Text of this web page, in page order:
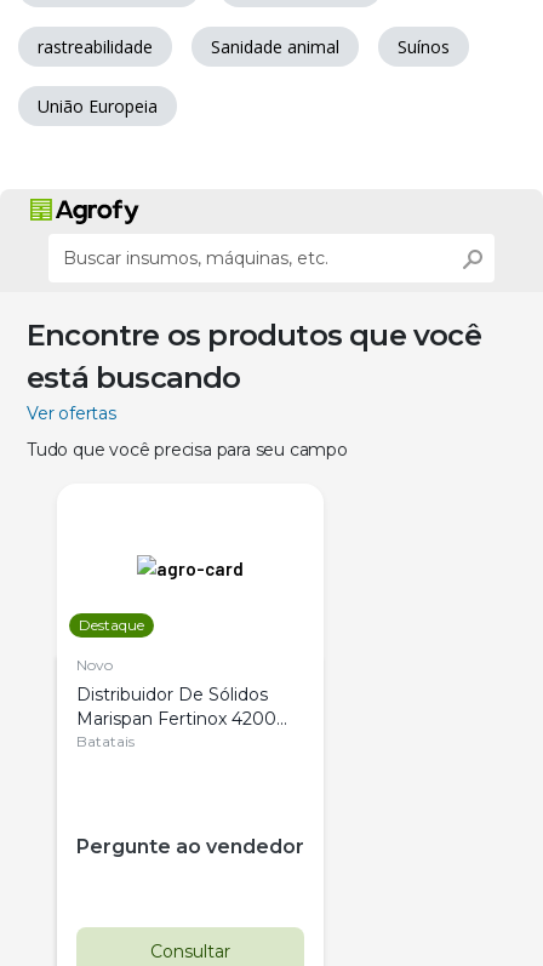
rastreabilidade Sanidade animal Suínos
União Europeia
Encontre os produtos que você
está buscando
Ver ofertas
Tudo que você precisa para seu campo
Destaque
Novo
Distribuidor De Sólidos
Marispan Fertinox 4200
Citrus
Batatais
Pergunte ao vendedor
Consultar